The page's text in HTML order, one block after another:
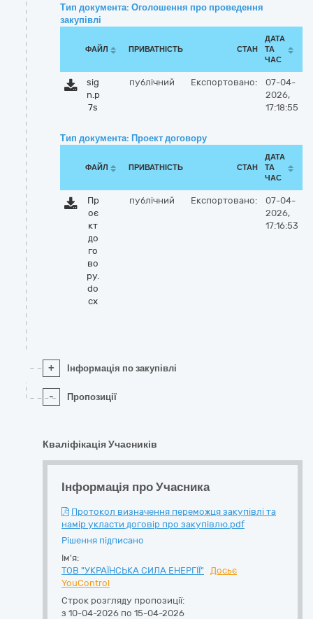
Тип документа: Оголошення про проведення
закупівлі
ФАЙЛ ПРИВАТНІСТЬ СТАН
ДАТА
ТА
ЧАС
sig
n.p
7s
публічний Експортовано:
07-04-
2026,
17:18:55
Тип документа: Проект договору
ФАЙЛ ПРИВАТНІСТЬ СТАН
ДАТА
ТА
ЧАС
Пр
оє
кт
до
го
во
ру.
do
cx
публічний Експортовано:
07-04-
2026,
17:16:53
+ Інформація по закупівлі
- Пропозиції
Кваліфікація Учасників
Інформація про Учасника
Протокол визначення переможця закупівлі та
намір укласти договір про закупівлю.pdf
Рішення підписано
Ім'я:
ТОВ "УКРАЇНСЬКА СИЛА ЕНЕРГІЇ"
Досьє
YouControl
Строк розгляду пропозиції:
з 10-04-2026 по 15-04-2026